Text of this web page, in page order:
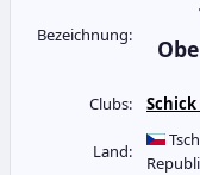
Bezeichnung:
Clubs: Schick
Land: